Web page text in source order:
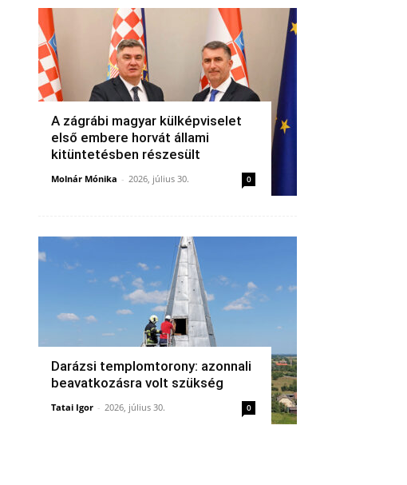
A zágrábi magyar külképviselet
első embere horvát állami
kitüntetésben részesült
Molnár Mónika - 2026, július 30. 0
Darázsi templomtorony: azonnali
beavatkozásra volt szükség
Tatai Igor - 2026, július 30. 0